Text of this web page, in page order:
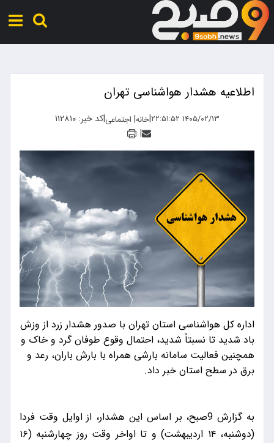
اطلاعیه هشدار هواشناسی تهران
۱۴۰۵/۰۲/۱۳ ۲۲:۵۱:۵۲ |خانه| اجتماعی|کد خبر: ۱۱۲۸۱۰
|
اداره کل هواشناسی استان تهران با صدور هشدار زرد از وزش
باد شدید تا نسبتاً شدید، احتمال وقوع طوفان گرد و خاک و
همچنین فعالیت سامانه بارشی همراه با بارش باران، رعد و
برق در سطح استان خبر داد.
به گزارش 9صبح، بر اساس این هشدار، از اوایل وقت فردا
(دوشنبه، ۱۴ اردیبهشت) و تا اواخر وقت روز چهارشنبه (۱۶